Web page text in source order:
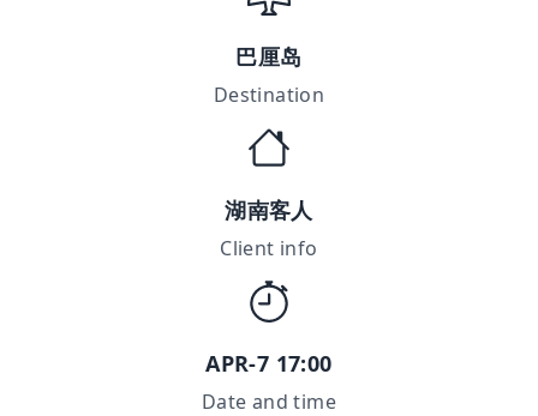
巴厘岛
Destination
湖南客人
Client info
APR-7 17:00
Date and time